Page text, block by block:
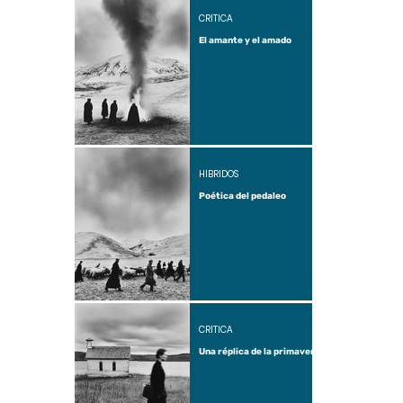
El amante y el amado
CRÍTICA
Poética del pedaleo
HÍBRIDOS
Una réplica de la primavera
CRÍTICA